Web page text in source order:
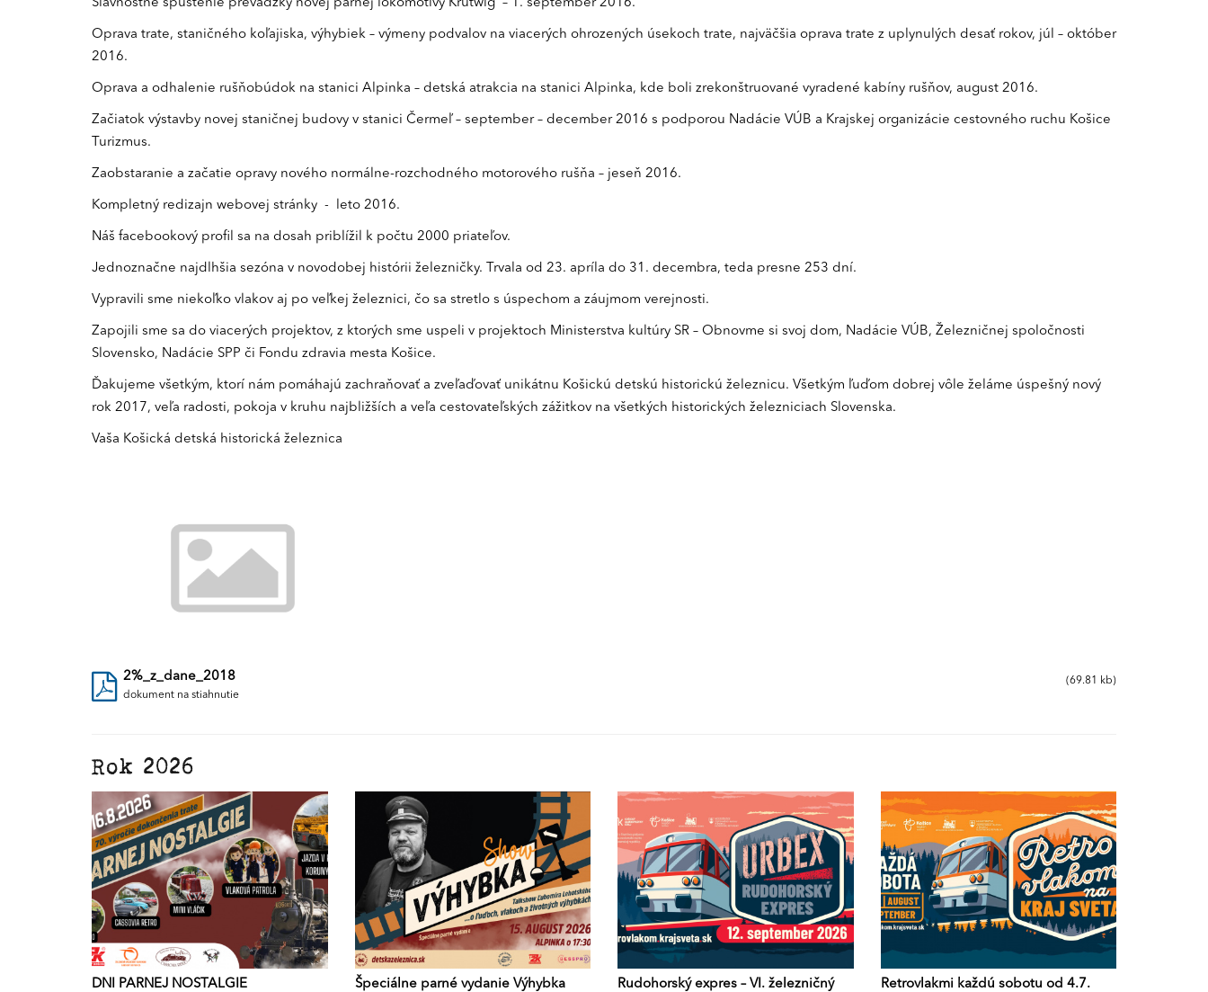
Slávnostné spustenie prevádzky novej parnej lokomotívy Krutwig – 1. september 2016.
Oprava trate, staničného koľajiska, výhybiek – výmeny podvalov na viacerých ohrozených úsekoch trate, najväčšia oprava trate z uplynulých desať rokov, júl – október
2016.
Oprava a odhalenie rušňobúdok na stanici Alpinka – detská atrakcia na stanici Alpinka, kde boli zrekonštruované vyradené kabíny rušňov, august 2016.
Začiatok výstavby novej staničnej budovy v stanici Čermeľ – september – december 2016 s podporou Nadácie VÚB a Krajskej organizácie cestovného ruchu Košice
Turizmus.
Zaobstaranie a začatie opravy nového normálne-rozchodného motorového rušňa – jeseň 2016.
Kompletný redizajn webovej stránky - leto 2016.
Náš facebookový profil sa na dosah priblížil k počtu 2000 priateľov.
Jednoznačne najdlhšia sezóna v novodobej histórii železničky. Trvala od 23. apríla do 31. decembra, teda presne 253 dní.
Vypravili sme niekoľko vlakov aj po veľkej železnici, čo sa stretlo s úspechom a záujmom verejnosti.
Zapojili sme sa do viacerých projektov, z ktorých sme uspeli v projektoch Ministerstva kultúry SR – Obnovme si svoj dom, Nadácie VÚB, Železničnej spoločnosti
Slovensko, Nadácie SPP či Fondu zdravia mesta Košice.
Ďakujeme všetkým, ktorí nám pomáhajú zachraňovať a zveľaďovať unikátnu Košickú detskú historickú železnicu. Všetkým ľuďom dobrej vôle želáme úspešný nový
rok 2017, veľa radosti, pokoja v kruhu najbližších a veľa cestovateľských zážitkov na všetkých historických železniciach Slovenska.
Vaša Košická detská historická železnica
2%_z_dane_2018
dokument na stiahnutie
(69.81 kb)
Rok 2026
DNI PARNEJ NOSTALGIE
Špeciálne parné vydanie Výhybka
Rudohorský expres – VI. železničný
Retrovlakmi každú sobotu od 4.7.